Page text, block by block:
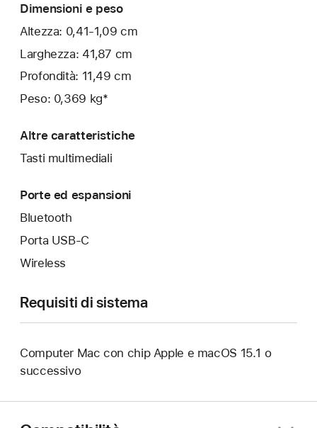
Dimensioni e peso
Altezza: 0,41-1,09 cm
Larghezza: 41,87 cm
Profondità: 11,49 cm
Peso: 0,369 kg*
Altre caratteristiche
Tasti multimediali
Porte ed espansioni
Bluetooth
Porta USB‑C
Wireless
Requisiti di sistema
Computer Mac con chip Apple e macOS 15.1 o
successivo